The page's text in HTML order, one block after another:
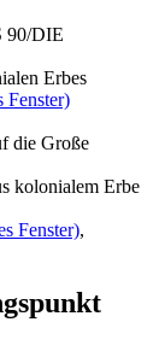
90/DIE
Erbes
Fenster)
die Große
kolonialem Erbe
Fenster),